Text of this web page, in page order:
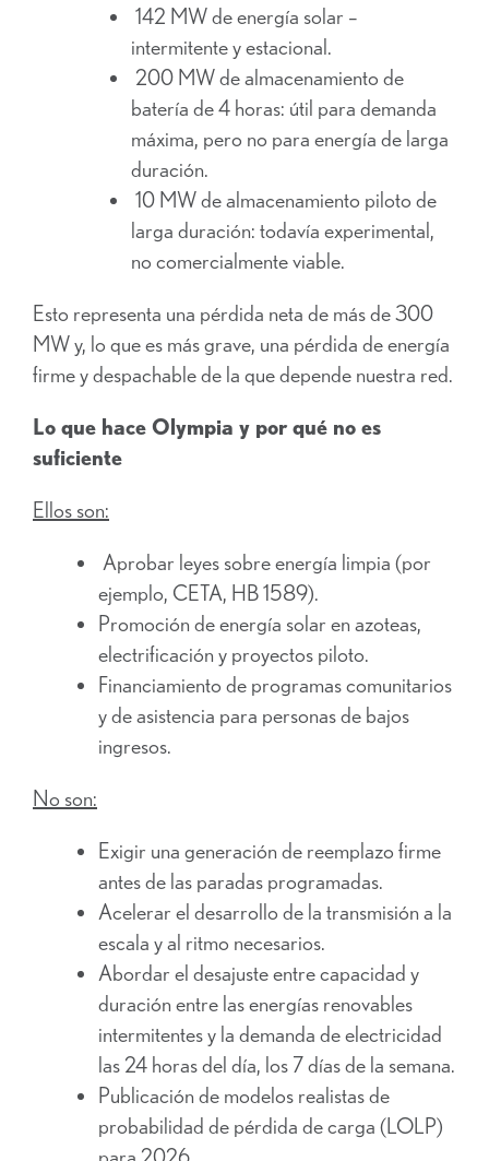
142 MW de energía solar –
intermitente y estacional.
200 MW de almacenamiento de
batería de 4 horas: útil para demanda
máxima, pero no para energía de larga
duración.
10 MW de almacenamiento piloto de
larga duración: todavía experimental,
no comercialmente viable.
Esto representa una pérdida neta de más de 300
MW y, lo que es más grave, una pérdida de energía
firme y despachable de la que depende nuestra red.
Lo que hace Olympia y por qué no es
suficiente
Ellos son:
Aprobar leyes sobre energía limpia (por
ejemplo, CETA, HB 1589).
Promoción de energía solar en azoteas,
electrificación y proyectos piloto.
Financiamiento de programas comunitarios
y de asistencia para personas de bajos
ingresos.
No son:
Exigir una generación de reemplazo firme
antes de las paradas programadas.
Acelerar el desarrollo de la transmisión a la
escala y al ritmo necesarios.
Abordar el desajuste entre capacidad y
duración entre las energías renovables
intermitentes y la demanda de electricidad
las 24 horas del día, los 7 días de la semana.
Publicación de modelos realistas de
probabilidad de pérdida de carga (LOLP)